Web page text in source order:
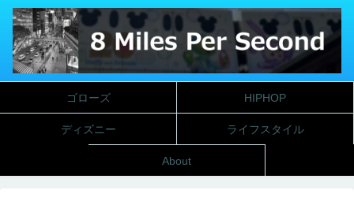
ゴローズ HIPHOP
ディズニー ライフスタイル
About